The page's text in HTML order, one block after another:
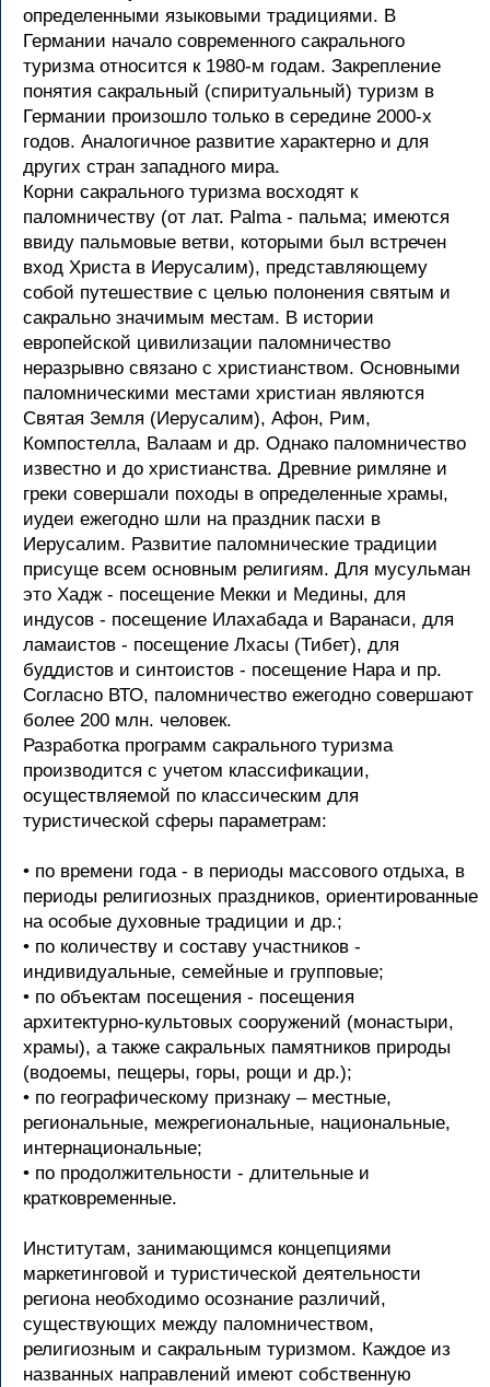
определенными языковыми традициями. В
Германии начало современного сакрального
туризма относится к 1980-м годам. Закрепление
понятия сакральный (спиритуальный) туризм в
Германии произошло только в середине 2000-х
годов. Аналогичное развитие характерно и для
других стран западного мира.
Корни сакрального туризма восходят к
паломничеству (от лат. Palma - пальма; имеются
ввиду пальмовые ветви, которыми был встречен
вход Христа в Иерусалим), представляющему
собой путешествие с целью полонения святым и
сакрально значимым местам. В истории
европейской цивилизации паломничество
неразрывно связано с христианством. Основными
паломническими местами христиан являются
Святая Земля (Иерусалим), Афон, Рим,
Компостелла, Валаам и др. Однако паломничество
известно и до христианства. Древние римляне и
греки совершали походы в определенные храмы,
иудеи ежегодно шли на праздник пасхи в
Иерусалим. Развитие паломнические традиции
присуще всем основным религиям. Для мусульман
это Хадж - посещение Мекки и Медины, для
индусов - посещение Илахабада и Варанаси, для
ламаистов - посещение Лхасы (Тибет), для
буддистов и синтоистов - посещение Нара и пр.
Согласно ВТО, паломничество ежегодно совершают
более 200 млн. человек.
Разработка программ сакрального туризма
производится с учетом классификации,
осуществляемой по классическим для
туристической сферы параметрам:
• по времени года - в периоды массового отдыха, в
периоды религиозных праздников, ориентированные
на особые духовные традиции и др.;
• по количеству и составу участников -
индивидуальные, семейные и групповые;
• по объектам посещения - посещения
архитектурно-культовых сооружений (монастыри,
храмы), а также сакральных памятников природы
(водоемы, пещеры, горы, рощи и др.);
• по географическому признаку – местные,
региональные, межрегиональные, национальные,
интернациональные;
• по продолжительности - длительные и
кратковременные.
Институтам, занимающимся концепциями
маркетинговой и туристической деятельности
региона необходимо осознание различий,
существующих между паломничеством,
религиозным и сакральным туризмом. Каждое из
названных направлений имеют собственную